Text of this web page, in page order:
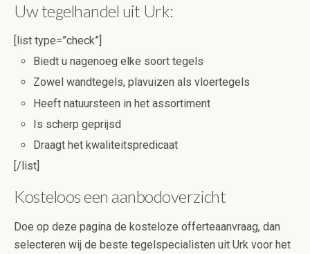
Uw tegelhandel uit Urk:
[list type=”check”]
Biedt u nagenoeg elke soort tegels
Zowel wandtegels, plavuizen als vloertegels
Heeft natuursteen in het assortiment
Is scherp geprijsd
Draagt het kwaliteitspredicaat
[/list]
Kosteloos een aanbodoverzicht
Doe op deze pagina de kosteloze offerteaanvraag, dan
selecteren wij de beste tegelspecialisten uit Urk voor het